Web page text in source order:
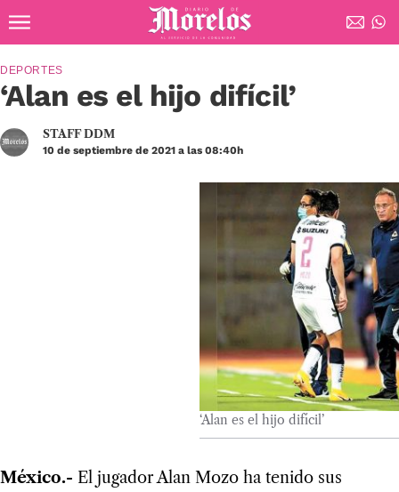
Diario de Morelos
‘Alan es el hijo difícil’
DEPORTES
STAFF DDM
10 de septiembre de 2021 a las 08:40h
‘Alan es el hijo difícil’
México.- El jugador Alan Mozo ha tenido sus